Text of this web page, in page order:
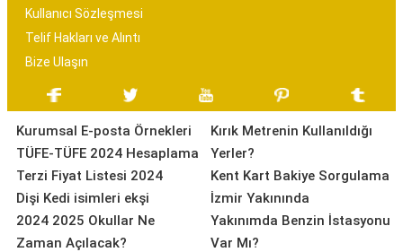
Kullanıcı Sözleşmesi
Telif Hakları ve Alıntı
Bize Ulaşın
Kurumsal E-posta Örnekleri
TÜFE-TÜFE 2024 Hesaplama
Terzi Fiyat Listesi 2024
Dişi Kedi isimleri ekşi
2024 2025 Okullar Ne
Zaman Açılacak?
Kırık Metrenin Kullanıldığı
Yerler?
Kent Kart Bakiye Sorgulama
İzmir Yakınında
Yakınımda Benzin İstasyonu
Var Mı?